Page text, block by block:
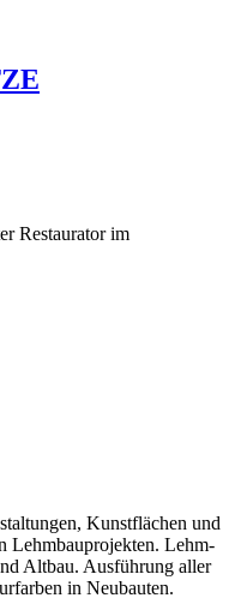
Restaurator im
Kunstflächen und
Lehmbauprojekten. Lehm-
Altbau. Ausführung aller
in Neubauten.